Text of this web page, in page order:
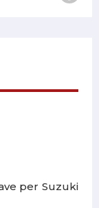
per Suzuki